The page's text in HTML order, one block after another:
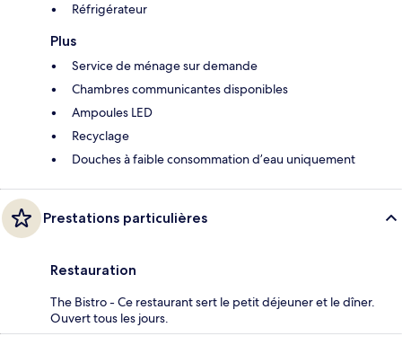
Réfrigérateur
Plus
Service de ménage sur demande
Chambres communicantes disponibles
Ampoules LED
Recyclage
Douches à faible consommation d’eau uniquement
Prestations particulières
Restauration
The Bistro - Ce restaurant sert le petit déjeuner et le dîner.
Ouvert tous les jours.